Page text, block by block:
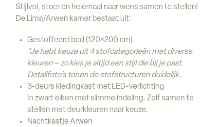
Stijlvol, stoer en helemaal naar wens samen te stellen!
De Lima/Arwen kamer bestaat uit:
Gestoffeerd bed (120×200 cm)
*Je hebt keuze uit 4 stofcategorieën met diverse
kleuren – zo kies je altijd een stijl die bij je past.
Detailfoto’s tonen de stofstructuren duidelijk.
3-deurs kledingkast met LED-verlichting
In zwart eiken met slimme indeling. Zelf samen te
stellen met deurkleuren naar keuze.
Nachtkastje Arwen